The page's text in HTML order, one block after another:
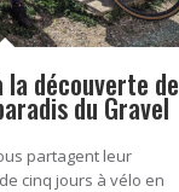
la découverte de
du Gravel
partagent leur
cinq jours à vélo en